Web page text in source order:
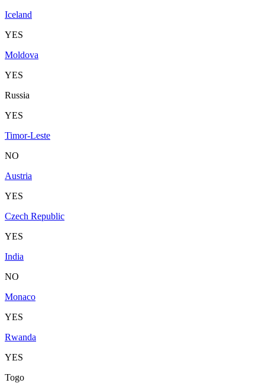
Iceland
YES
Moldova
YES
Russia
YES
Timor-Leste
NO
Austria
YES
Czech Republic
YES
India
NO
Monaco
YES
Rwanda
YES
Togo